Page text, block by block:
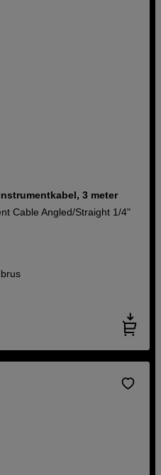
3 meter
Cable Angled/Straight 1/4"